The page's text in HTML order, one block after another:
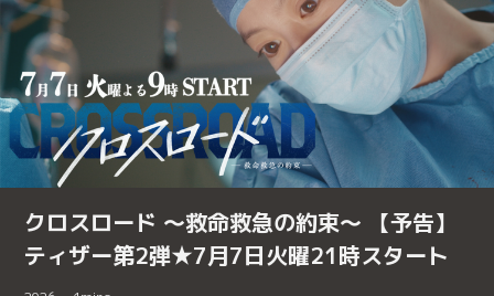
クロスロード ～救命救急の約束～ 【予告】
ティザー第2弾★7月7日火曜21時スタート